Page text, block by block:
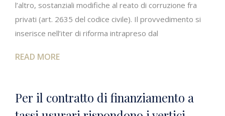
l’altro, sostanziali modifiche al reato di corruzione fra
privati (art. 2635 del codice civile). Il provvedimento si
inserisce nell’iter di riforma intrapreso dal
READ MORE
Per il contratto di finanziamento a